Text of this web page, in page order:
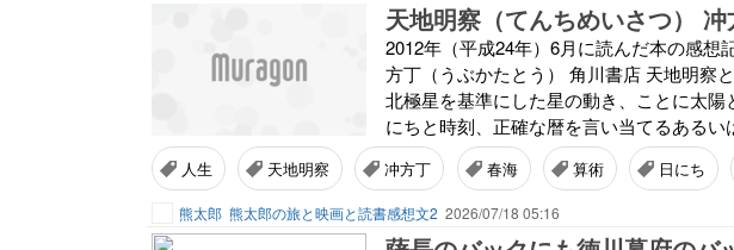
天地明察（てんちめいさつ） 冲
2012年（平成24年）6月に読んだ本の感想
方丁（うぶかたとう） 角川書店 天地明察
北極星を基準にした星の動き、ことに太
にちと時刻、正確な暦を言い当てるあるい
人生 天地明察 冲方丁 春海 算術 日にち
熊太郎 熊太郎の旅と映画と読書感想文2 2026/07/18 05:16